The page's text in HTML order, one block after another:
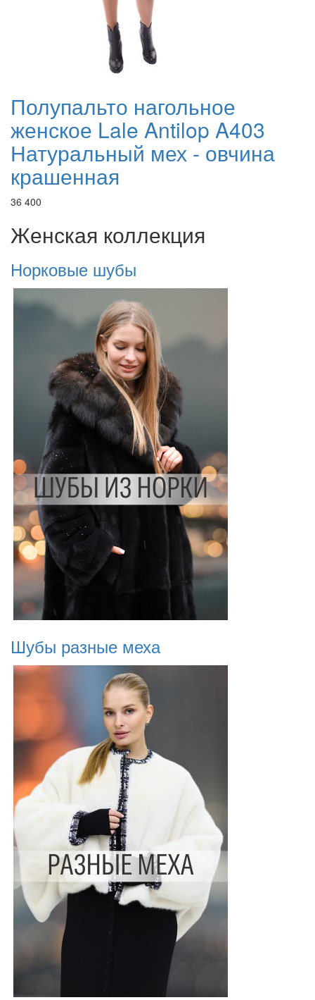
Полупальто нагольное
женское Lale Antilop A403
Натуральный мех - овчина
крашенная
36 400
Женская коллекция
Норковые шубы
Шубы разные меха